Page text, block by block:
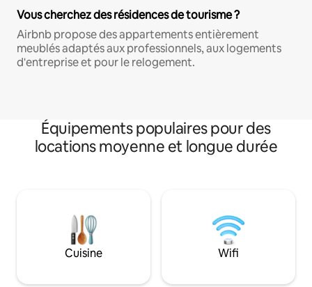
Vous cherchez des résidences de tourisme ?
Airbnb propose des appartements entièrement
meublés adaptés aux professionnels, aux logements
d'entreprise et pour le relogement.
Équipements populaires pour des
locations moyenne et longue durée
Cuisine Wifi